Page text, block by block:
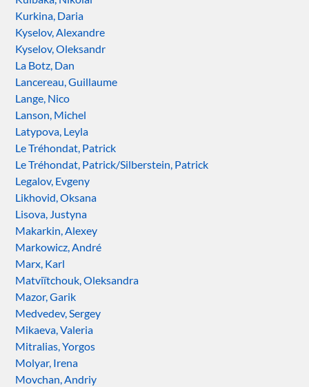
Kurkina, Daria
Kyselov, Alexandre
Kyselov, Oleksandr
La Botz, Dan
Lancereau, Guillaume
Lange, Nico
Lanson, Michel
Latypova, Leyla
Le Tréhondat, Patrick
Le Tréhondat, Patrick/Silberstein, Patrick
Legalov, Evgeny
Likhovid, Oksana
Lisova, Justyna
Makarkin, Alexey
Markowicz, André
Marx, Karl
Matviïtchouk, Oleksandra
Mazor, Garik
Medvedev, Sergey
Mikaeva, Valeria
Mitralias, Yorgos
Molyar, Irena
Movchan, Andriy